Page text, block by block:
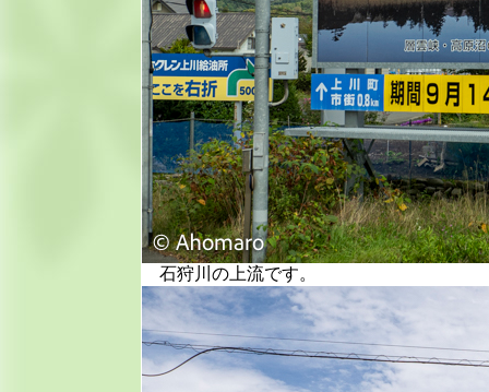
石狩川の上流です。